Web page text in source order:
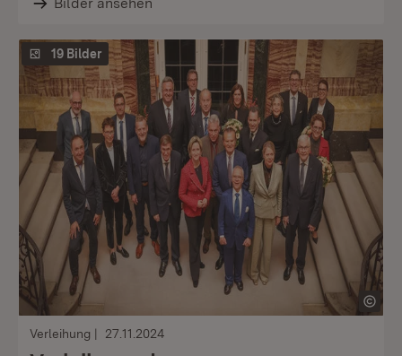
19 Bilder
Verleihung 27.11.2024